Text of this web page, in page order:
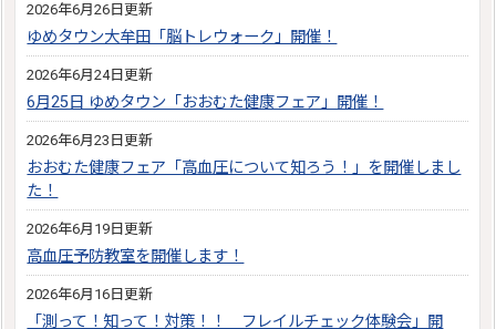
2026年6月26日更新
ゆめタウン大牟田「脳トレウォーク」開催！
2026年6月24日更新
6月25日 ゆめタウン「おおむた健康フェア」開催！
2026年6月23日更新
おおむた健康フェア「高血圧について知ろう！」を開催しまし
た！
2026年6月19日更新
高血圧予防教室を開催します！
2026年6月16日更新
「測って！知って！対策！！ フレイルチェック体験会」開